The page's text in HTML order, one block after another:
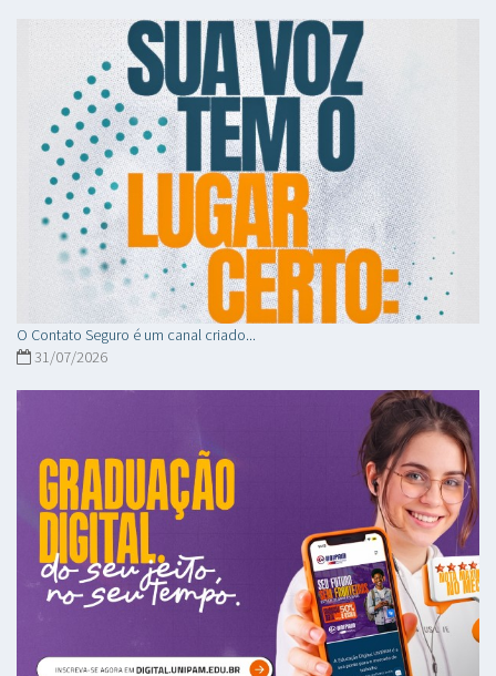
O Contato Seguro é um canal criado...
31/07/2026